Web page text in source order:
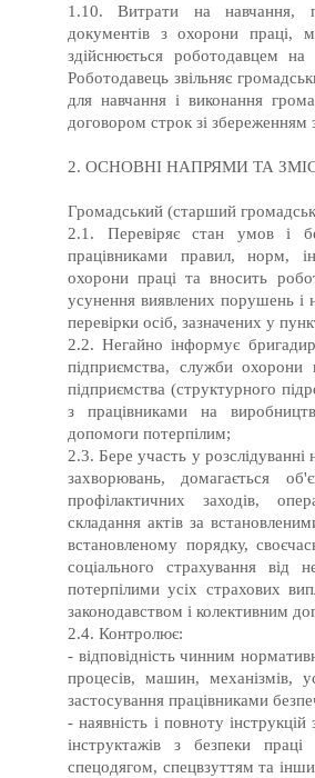
1.10. Витрати на навчання,
документів з охорони праці,
здійснюється роботодавцем
Роботодавець звільняє
для навчання і виконання
договором строк зі збереженням
2. ОСНОВНІ НАПРЯМИ ТА
Громадський (старший
2.1. Перевіряє стан умов і
працівниками правил, норм,
охорони праці та вносить
усунення виявлених порушень і
перевірки осіб, зазначених у
2.2. Негайно інформує
підприємства, служби охорони
підприємства (структурного
з працівниками на
допомоги потерпілим;
2.3. Бере участь у
захворювань, домагається
профілактичних заходів,
складання актів за
встановленому порядку,
соціального страхування
потерпілими усіх страхових
законодавством і колективним
2.4. Контролює:
- відповідність чинним
процесів, машин, механізмів,
застосування працівниками
- наявність і повноту
інструктажів з безпеки
спецодягом, спецвзуттям та